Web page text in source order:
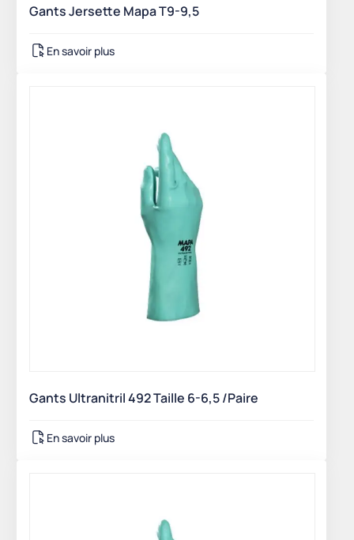
Gants Jersette Mapa T9-9,5
En savoir plus
Gants Ultranitril 492 Taille 6-6,5 /Paire
En savoir plus